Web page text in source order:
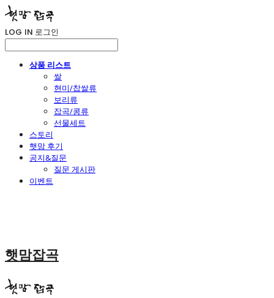
LOG IN 로그인
상품 리스트
쌀
현미/찹쌀류
보리류
잡곡/콩류
선물세트
스토리
햇맘 후기
공지&질문
질문 게시판
이벤트
햇맘잡곡